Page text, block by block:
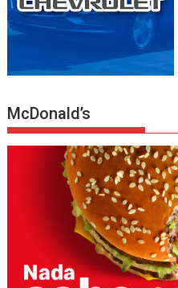
McDonald’s